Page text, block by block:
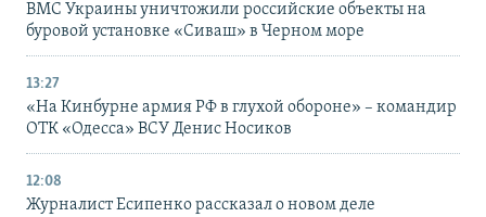
ВМС Украины уничтожили российские объекты на
буровой установке «Сиваш» в Черном море
13:27
«На Кинбурне армия РФ в глухой обороне» – командир
ОТК «Одесса» ВСУ Денис Носиков
12:08
Журналист Есипенко рассказал о новом деле